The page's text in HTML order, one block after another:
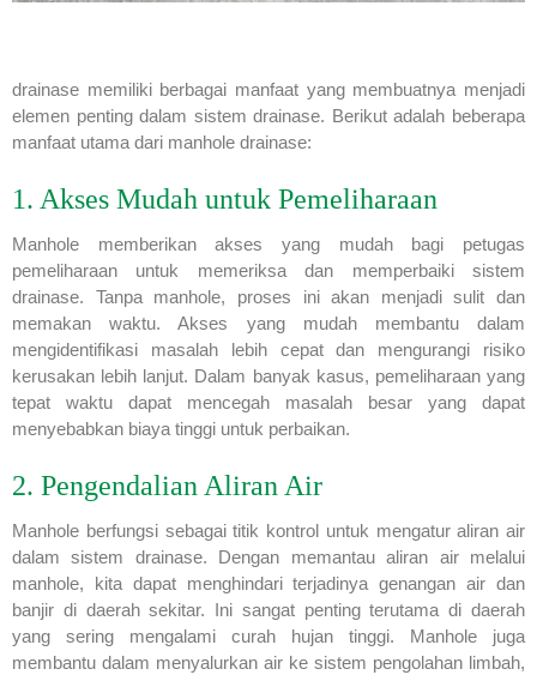
drainase memiliki berbagai manfaat yang membuatnya menjadi
elemen penting dalam sistem drainase. Berikut adalah beberapa
manfaat utama dari manhole drainase:
1. Akses Mudah untuk Pemeliharaan
Manhole memberikan akses yang mudah bagi petugas
pemeliharaan untuk memeriksa dan memperbaiki sistem
drainase. Tanpa manhole, proses ini akan menjadi sulit dan
memakan waktu. Akses yang mudah membantu dalam
mengidentifikasi masalah lebih cepat dan mengurangi risiko
kerusakan lebih lanjut. Dalam banyak kasus, pemeliharaan yang
tepat waktu dapat mencegah masalah besar yang dapat
menyebabkan biaya tinggi untuk perbaikan.
2. Pengendalian Aliran Air
Manhole berfungsi sebagai titik kontrol untuk mengatur aliran air
dalam sistem drainase. Dengan memantau aliran air melalui
manhole, kita dapat menghindari terjadinya genangan air dan
banjir di daerah sekitar. Ini sangat penting terutama di daerah
yang sering mengalami curah hujan tinggi. Manhole juga
membantu dalam menyalurkan air ke sistem pengolahan limbah,